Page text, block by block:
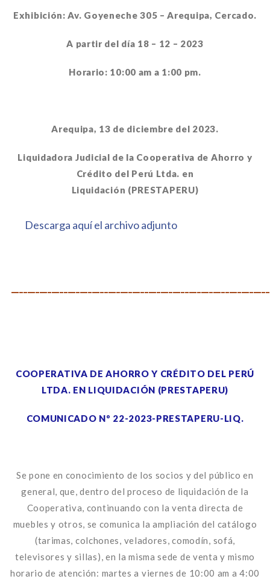
Exhibición: Av. Goyeneche 305 – Arequipa, Cercado.
A partir del día 18 – 12 – 2023
Horario: 10:00 am a 1:00 pm.
Arequipa, 13 de diciembre del 2023.
Liquidadora Judicial de la Cooperativa de Ahorro y
Crédito del Perú Ltda. en
Liquidación (PRESTAPERU)
Descarga aquí el archivo adjunto
COOPERATIVA DE AHORRO Y CRÉDITO DEL PERÚ
LTDA. EN LIQUIDACIÓN (PRESTAPERU)
COMUNICADO Nº 22-2023-PRESTAPERU-LIQ.
Se pone en conocimiento de los socios y del público en
general, que, dentro del proceso de liquidación de la
Cooperativa, continuando con la venta directa de
muebles y otros, se comunica la ampliación del catálogo
(tarimas, colchones, veladores, comodín, sofá,
televisores y sillas), en la misma sede de venta y mismo
horario de atención: martes a viernes de 10:00 am a 4:00